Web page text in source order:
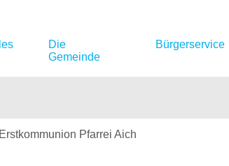
Die
Gemeinde
Bürgerservice
Erstkommunion Pfarrei Aich